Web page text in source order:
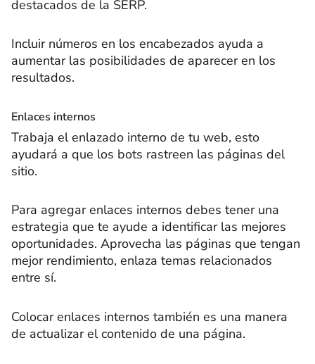
destacados de la SERP.
Incluir números en los encabezados ayuda a
aumentar las posibilidades de aparecer en los
resultados.
Enlaces internos
Trabaja el enlazado interno de tu web, esto
ayudará a que los bots rastreen las páginas del
sitio.
Para agregar enlaces internos debes tener una
estrategia que te ayude a identificar las mejores
oportunidades. Aprovecha las páginas que tengan
mejor rendimiento, enlaza temas relacionados
entre sí.
Colocar enlaces internos también es una manera
de actualizar el contenido de una página.